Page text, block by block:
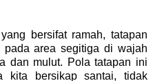
bersifat ramah, tatapan
pada area segitiga di wajah
dan mulut. Pola tatapan ini
kita bersikap santai, tidak